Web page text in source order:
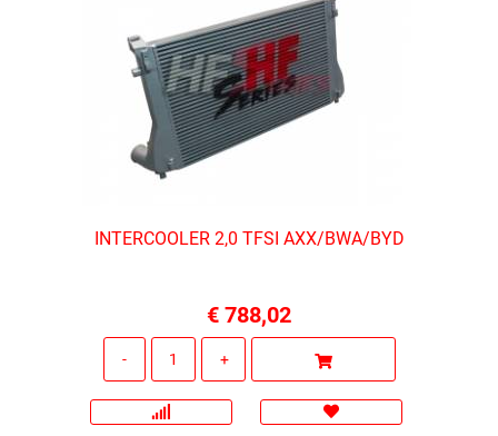
INTERCOOLER 2,0 TFSI AXX/BWA/BYD
€ 788,02